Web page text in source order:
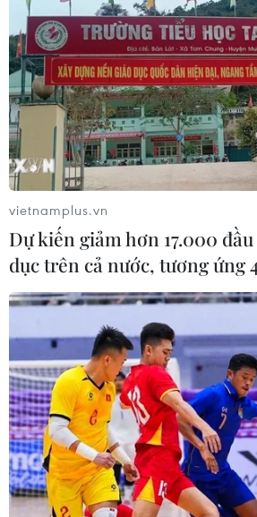
Dịch COVID-19 kéo nền
trượt dốc chưa từng thấy
08/09/2020 14:34
Tổng sản phẩm quốc nội (GDP) quý
giảm 51%; ngành sản xuất giảm
và thông tin liên lạc giảm 67,9% và
ăn uống và lưu trú giảm 67,6%.
vietnamplus.vn
Dự kiến giảm hơn 17.000
dục trên cả nước, tương ứng